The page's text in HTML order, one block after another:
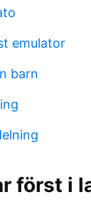
emulator
barn
först i